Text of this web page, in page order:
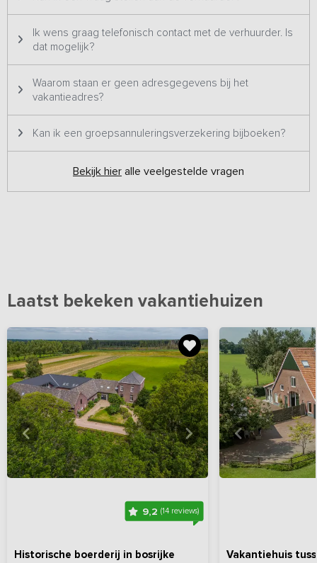
Ik wens graag telefonisch contact met de verhuurder. Is
dat mogelijk?
Waarom staan er geen adresgegevens bij het
vakantieadres?
Kan ik een groepsannuleringsverzekering bijboeken?
Bekijk hier alle veelgestelde vragen
Laatst bekeken vakantiehuizen
9,2(14 reviews)
Historische boerderij in bosrijke
Bekijkhieralle foto's
Vakantiehuis
Bekijk